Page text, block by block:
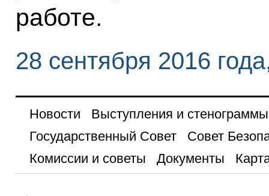
работе.
28 сентября 2016
Новости
Выступления и стенограммы
Государственный Совет
Совет
Комиссии и советы
Документы